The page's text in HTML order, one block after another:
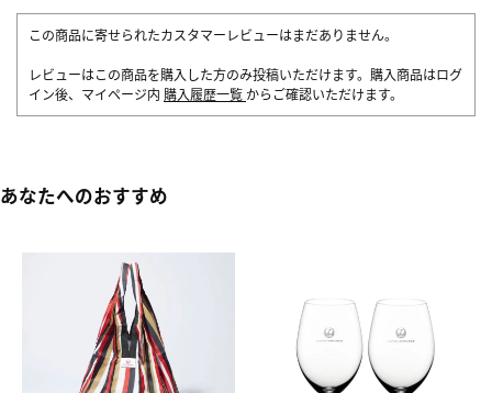
この商品に寄せられたカスタマーレビューはまだありません。
レビューはこの商品を購入した方のみ投稿いただけます。購入商品はログ
イン後、マイページ内 購入履歴一覧 からご確認いただけます。
あなたへのおすすめ